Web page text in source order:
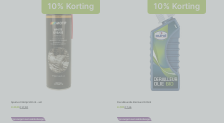
10% Korting
Spuitvet Motip 500 ml – wit
€ 18,91 € 17,02
Toevoegen aan winkelwagen
10% Korting
Derailleurolie Bio Eurol 100ml
€ 7,95 € 7,16
Toevoegen aan winkelwagen